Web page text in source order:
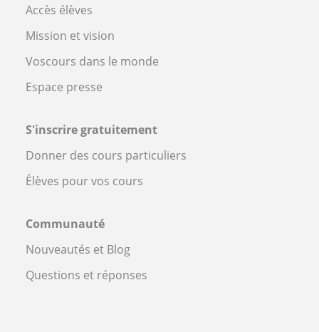
Accès élèves
Mission et vision
Voscours dans le monde
Espace presse
S'inscrire gratuitement
Donner des cours particuliers
Élèves pour vos cours
Communauté
Nouveautés et Blog
Questions et réponses